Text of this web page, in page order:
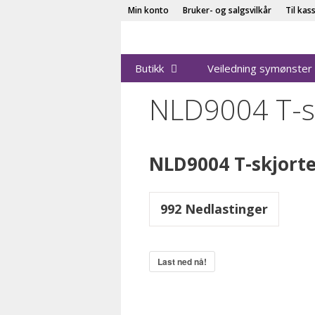
Min konto Bruker- og salgsvilkår Til
Butikk Veiledning symønster
NLD9004 T-
NLD9004 T-skjorte
992 Nedlastinger
Last ned nå!